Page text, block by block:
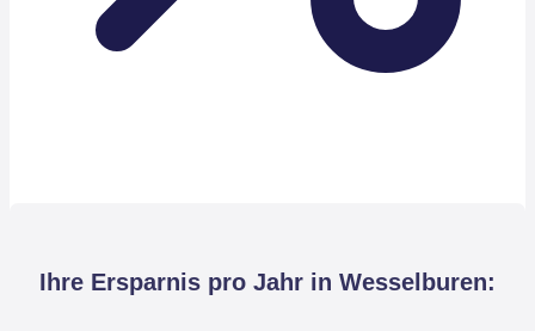
Ihre Ersparnis pro Jahr in Wesselburen: